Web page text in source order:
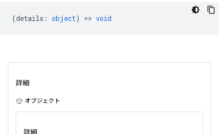
(details : object) => void
詳細
オブジェクト
詳細